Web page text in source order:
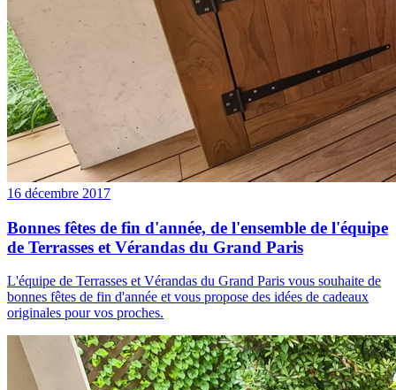
16 décembre 2017
Bonnes fêtes de fin d'année, de l'ensemble de l'équipe
de Terrasses et Vérandas du Grand Paris
L'équipe de Terrasses et Vérandas du Grand Paris vous souhaite de
bonnes fêtes de fin d'année et vous propose des idées de cadeaux
originales pour vos proches.